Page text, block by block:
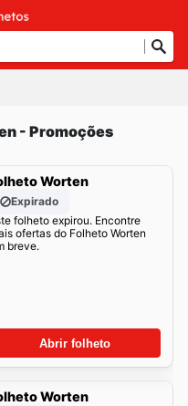
- Promoções
Worten
Expirado
folheto expirou. Encontre
ofertas do Folheto Worten
breve.
Abrir folheto
Worten